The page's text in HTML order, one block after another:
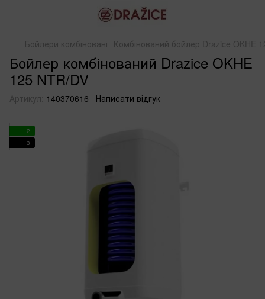
Бойлери комбіновані Комбінований бойлер Drazice OKHE
Бойлер комбінований Drazice OKHE
125 NTR/DV
Артикул: 140370616 Написати відгук
2
3